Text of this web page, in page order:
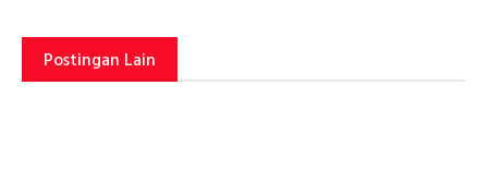
Postingan Lain